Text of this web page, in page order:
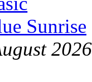
Sunrise